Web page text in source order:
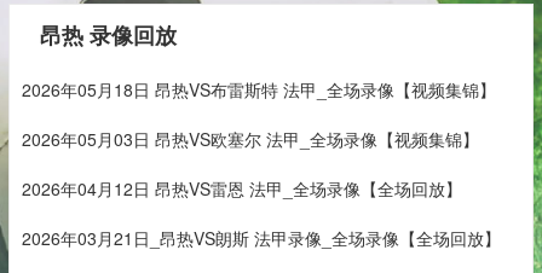
昂热 录像回放
2026年05月18日 昂热VS布雷斯特 法甲_全场录像【视频集锦】
2026年05月03日 昂热VS欧塞尔 法甲_全场录像【视频集锦】
2026年04月12日 昂热VS雷恩 法甲_全场录像【全场回放】
2026年03月21日_昂热VS朗斯 法甲录像_全场录像【全场回放】